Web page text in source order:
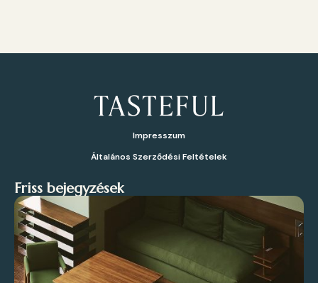
Impresszum
Általános Szerződési Feltételek
Friss bejegyzések